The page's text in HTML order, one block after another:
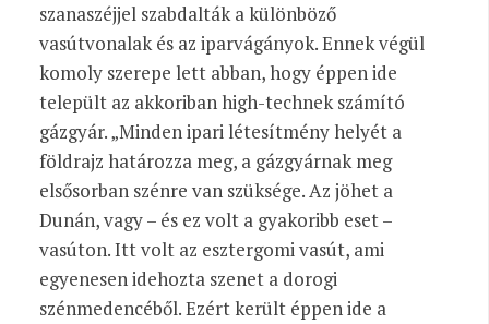
szanaszéjjel szabdalták a különböző
vasútvonalak és az iparvágányok. Ennek végül
komoly szerepe lett abban, hogy éppen ide
települt az akkoriban high-technek számító
gázgyár. „Minden ipari létesítmény helyét a
földrajz határozza meg, a gázgyárnak meg
elsősorban szénre van szüksége. Az jöhet a
Dunán, vagy – és ez volt a gyakoribb eset –
vasúton. Itt volt az esztergomi vasút, ami
egyenesen idehozta szenet a dorogi
szénmedencéből. Ezért került éppen ide a